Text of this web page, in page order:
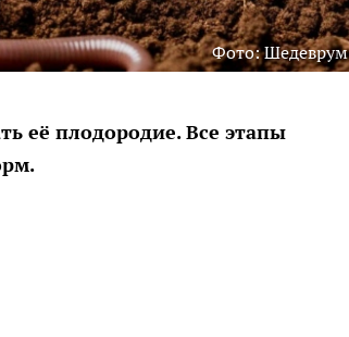
Фото: Шедеврум
её плодородие. Все этапы